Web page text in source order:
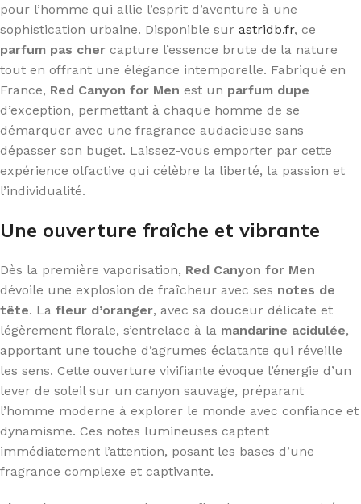
pour l’homme qui allie l’esprit d’aventure à une
sophistication urbaine. Disponible sur astridb.fr, ce
parfum pas cher capture l’essence brute de la nature
tout en offrant une élégance intemporelle. Fabriqué en
France, Red Canyon for Men est un parfum dupe
d’exception, permettant à chaque homme de se
démarquer avec une fragrance audacieuse sans
dépasser son buget. Laissez-vous emporter par cette
expérience olfactive qui célèbre la liberté, la passion et
l’individualité.
Une ouverture fraîche et vibrante
Dès la première vaporisation, Red Canyon for Men
dévoile une explosion de fraîcheur avec ses notes de
tête. La fleur d’oranger, avec sa douceur délicate et
légèrement florale, s’entrelace à la mandarine acidulée,
apportant une touche d’agrumes éclatante qui réveille
les sens. Cette ouverture vivifiante évoque l’énergie d’un
lever de soleil sur un canyon sauvage, préparant
l’homme moderne à explorer le monde avec confiance et
dynamisme. Ces notes lumineuses captent
immédiatement l’attention, posant les bases d’une
fragrance complexe et captivante.